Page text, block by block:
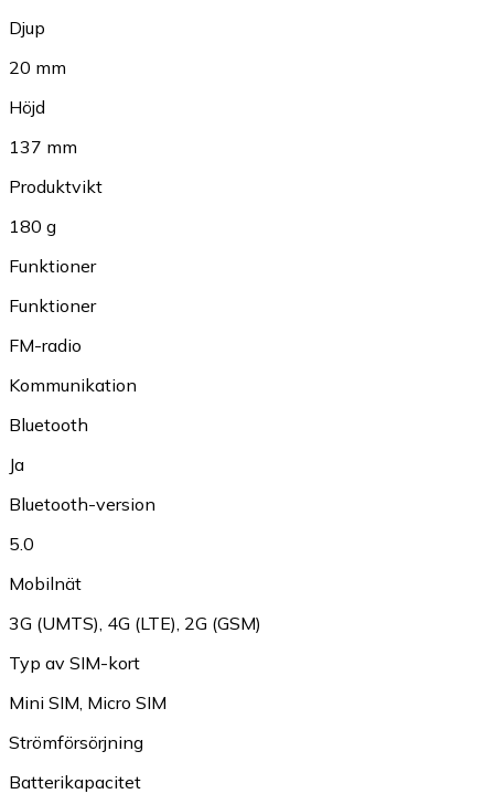
Djup
20 mm
Höjd
137 mm
Produktvikt
180 g
Funktioner
Funktioner
FM-radio
Kommunikation
Bluetooth
Ja
Bluetooth-version
5.0
Mobilnät
3G (UMTS), 4G (LTE), 2G (GSM)
Typ av SIM-kort
Mini SIM, Micro SIM
Strömförsörjning
Batterikapacitet